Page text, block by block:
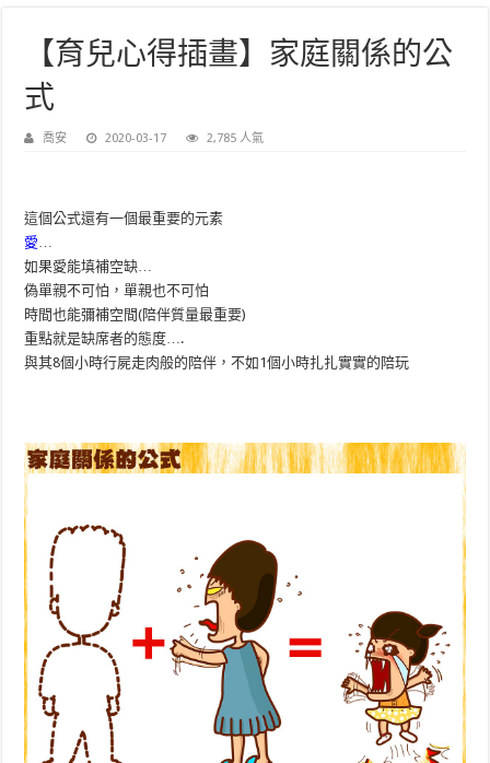
【育兒心得插畫】家庭關係的公
式
喬安 2020-03-17 2,785 人氣
這個公式還有一個最重要的元素
愛
如果愛能填補空缺…
偽單親不可怕，單親也不可怕
時間也能彌補空間(陪伴質量最重要)
重點就是缺席者的態度….
與其8個小時行屍走肉般的陪伴，不如1個小時扎扎實實的陪玩